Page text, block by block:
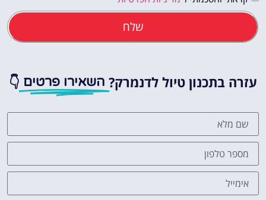
שלח
עזרה בתכנון טיול לדנמרק? השאירו פרטים 👇